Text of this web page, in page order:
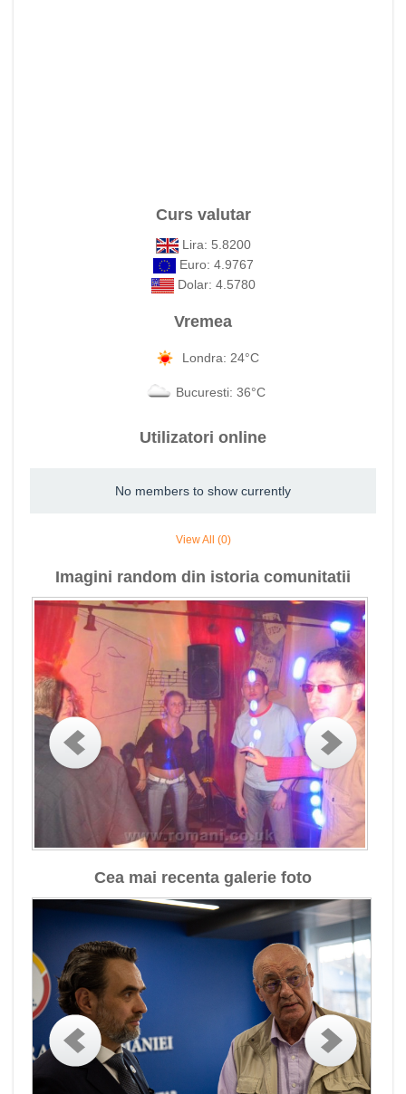
Curs valutar
Lira: 5.8200
Euro: 4.9767
Dolar: 4.5780
Vremea
Londra: 24°C
Bucuresti: 36°C
Utilizatori online
No members to show currently
View All (0)
Imagini random din istoria comunitatii
Cea mai recenta galerie foto